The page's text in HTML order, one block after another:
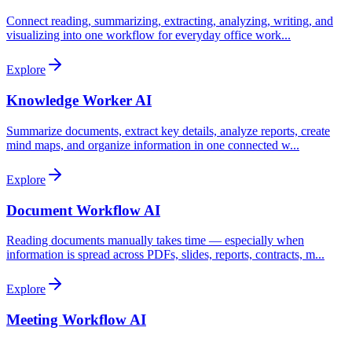
Connect reading, summarizing, extracting, analyzing, writing, and
visualizing into one workflow for everyday office work...
Explore
Knowledge Worker AI
Summarize documents, extract key details, analyze reports, create
mind maps, and organize information in one connected w...
Explore
Document Workflow AI
Reading documents manually takes time — especially when
information is spread across PDFs, slides, reports, contracts, m...
Explore
Meeting Workflow AI